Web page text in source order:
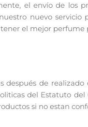
el envío de los
nuevo servicio
el mejor perfume
de realizado
del Estatuto
si no estan